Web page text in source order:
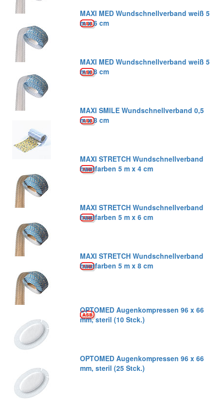
MAXI MED Wundschnellverband weiß 5
m x 6 cm
MAXI MED Wundschnellverband weiß 5
m x 8 cm
MAXI SMILE Wundschnellverband 0,5
m x 8 cm
MAXI STRETCH Wundschnellverband
hautfarben 5 m x 4 cm
MAXI STRETCH Wundschnellverband
hautfarben 5 m x 6 cm
MAXI STRETCH Wundschnellverband
hautfarben 5 m x 8 cm
OPTOMED Augenkompressen 96 x 66
mm, steril (10 Stck.)
OPTOMED Augenkompressen 96 x 66
mm, steril (25 Stck.)